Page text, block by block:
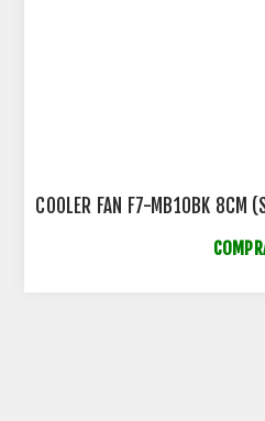
COOLER FAN F7-MB10BK 8CM